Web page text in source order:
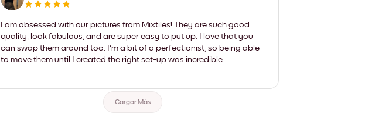
I am obsessed with our pictures from Mixtiles! They are such good
quality, look fabulous, and are super easy to put up. I love that you
can swap them around too. I'm a bit of a perfectionist, so being able
to move them until I created the right set-up was incredible.
Cargar Más